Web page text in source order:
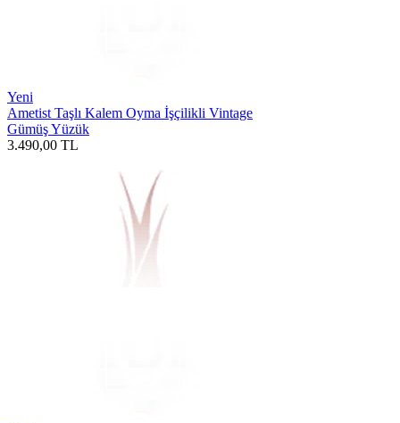
Yeni
Ametist Taşlı Kalem Oyma İşçilikli Vintage
Gümüş Yüzük
3.490,00 TL